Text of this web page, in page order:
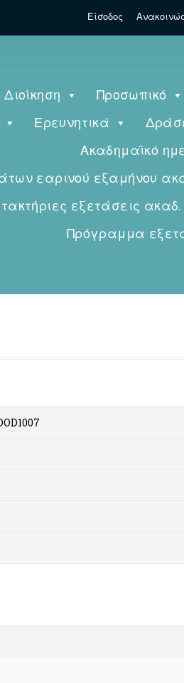
Είσοδος
Προσωπικό
Ερευνητικά
Ακαδημαϊκό
εαρινού εξαμήνου
εξετάσεις ακαδ.
Πρόγραμμα